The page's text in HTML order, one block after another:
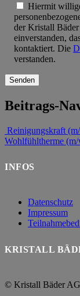
Hiermit
der Kristall
einverstanden,
kontaktiert. Die
verstanden.
Beitrags-
Reinigungskraft
Wohlfühltherme
INFOS
Datenschutz
Impressum
KRISTALL
© Kristall Bäder AG